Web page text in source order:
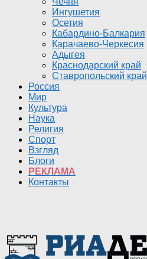
Ингушетия
Осетия
Кабардино-Балкария
Карачаево-Черкесия
Адыгея
Краснодарский край
Ставропольский край
Россия
Мир
Культура
Наука
Религия
Спорт
Взгляд
Блоги
РЕКЛАМА
Контакты